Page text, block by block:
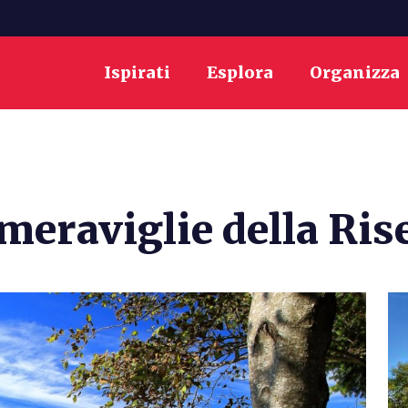
Ispirati Esplora Organizza
della